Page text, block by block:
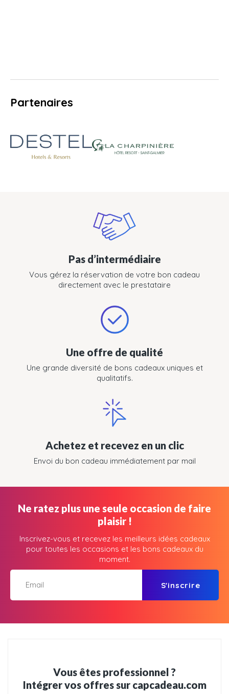
Partenaires
Pas d’intermédiaire
Vous gérez la réservation de votre bon cadeau
directement avec le prestataire
Une offre de qualité
Une grande diversité de bons cadeaux uniques et
qualitatifs.
Achetez et recevez en un clic
Envoi du bon cadeau immédiatement par mail
Ne ratez plus une seule occasion de faire
plaisir !
Inscrivez-vous et recevez les meilleurs idées cadeaux
pour toutes les occasions et les bons cadeaux du
moment.
S'inscrire
Vous êtes professionnel ?
Intégrer vos offres sur capcadeau.com